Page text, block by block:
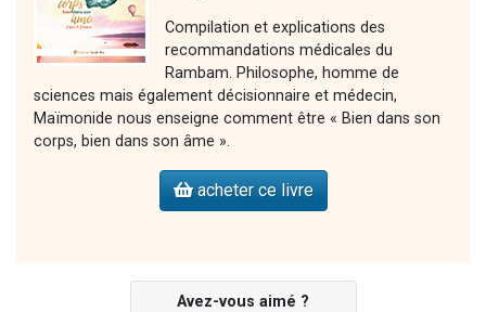
Compilation et explications des
recommandations médicales du
Rambam. Philosophe, homme de
sciences mais également décisionnaire et médecin,
Maïmonide nous enseigne comment être « Bien dans son
corps, bien dans son âme ».
acheter ce livre
Avez-vous aimé ?